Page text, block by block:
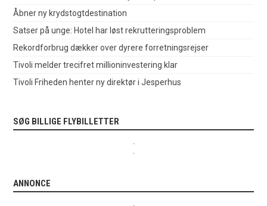
Åbner ny krydstogtdestination
Satser på unge: Hotel har løst rekrutteringsproblem
Rekordforbrug dækker over dyrere forretningsrejser
Tivoli melder trecifret millioninvestering klar
Tivoli Friheden henter ny direktør i Jesperhus
SØG BILLIGE FLYBILLETTER
ANNONCE